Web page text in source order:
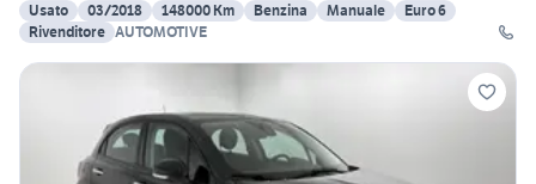
Usato
03/2018 148000 Km Benzina Manuale
Euro 6
Rivenditore AUTOMOTIVE